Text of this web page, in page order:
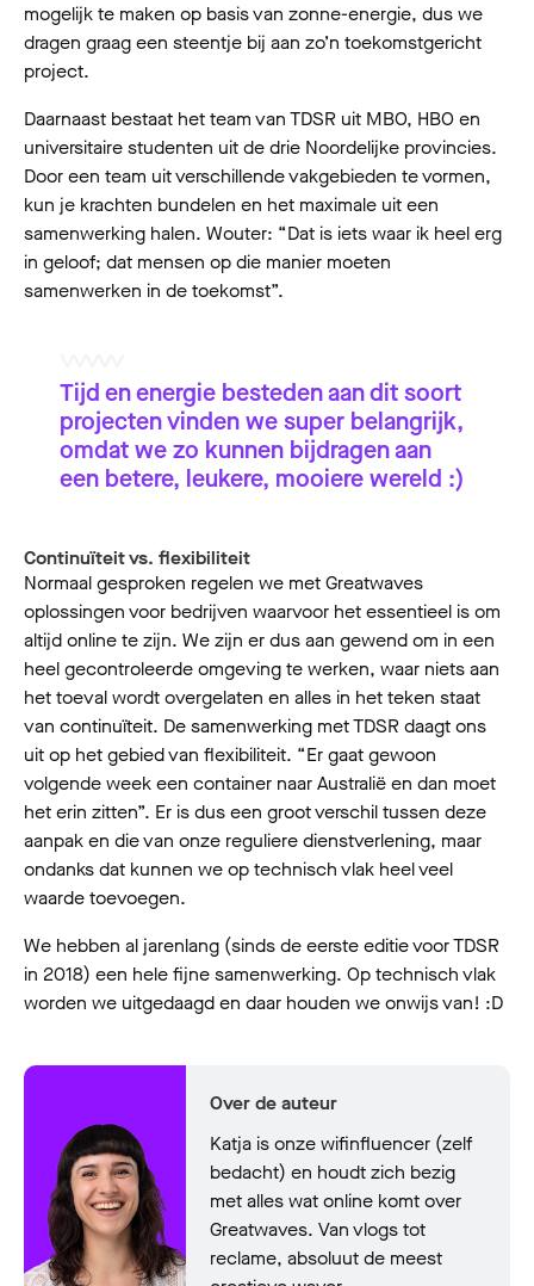
mogelijk te maken op basis van zonne-energie, dus we
dragen graag een steentje bij aan zo’n toekomstgericht
project.
Daarnaast bestaat het team van TDSR uit MBO, HBO en
universitaire studenten uit de drie Noordelijke provincies.
Door een team uit verschillende vakgebieden te vormen,
kun je krachten bundelen en het maximale uit een
samenwerking halen. Wouter: “Dat is iets waar ik heel erg
in geloof; dat mensen op die manier moeten
samenwerken in de toekomst”.
Tijd en energie besteden aan dit soort
projecten vinden we super belangrijk,
omdat we zo kunnen bijdragen aan
een betere, leukere, mooiere wereld :)
Continuïteit vs. flexibiliteit
Normaal gesproken regelen we met Greatwaves
oplossingen voor bedrijven waarvoor het essentieel is om
altijd online te zijn. We zijn er dus aan gewend om in een
heel gecontroleerde omgeving te werken, waar niets aan
het toeval wordt overgelaten en alles in het teken staat
van continuïteit. De samenwerking met TDSR daagt ons
uit op het gebied van flexibiliteit. “Er gaat gewoon
volgende week een container naar Australië en dan moet
het erin zitten”. Er is dus een groot verschil tussen deze
aanpak en die van onze reguliere dienstverlening, maar
ondanks dat kunnen we op technisch vlak heel veel
waarde toevoegen.
We hebben al jarenlang (sinds de eerste editie voor TDSR
in 2018) een hele fijne samenwerking. Op technisch vlak
worden we uitgedaagd en daar houden we onwijs van! :D
Over de auteur
Katja is onze wifinfluencer (zelf
bedacht) en houdt zich bezig
met alles wat online komt over
Greatwaves. Van vlogs tot
reclame, absoluut de meest